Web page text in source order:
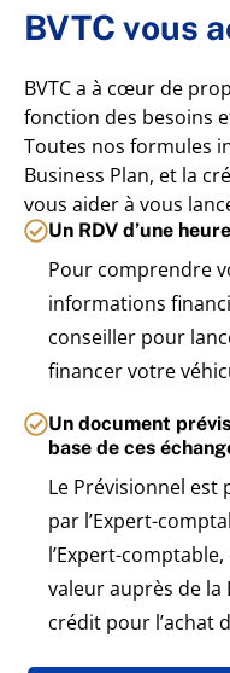
BVTC vous
BVTC a à cœur de
fonction des besoins
Toutes nos formules
Business Plan, et la
vous aider à vous
Un RDV d’une
Pour comprendre
informations
conseiller pour
financer votre
Un document
base de ces
Le Prévisionnel est
par l’Expert-
l’Expert-
valeur auprès de la
crédit pour l’achat